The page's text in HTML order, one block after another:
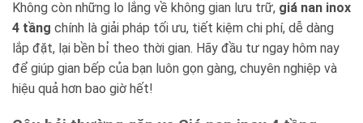
Không còn những lo lắng về không gian lưu trữ, giá nan inox
4 tầng chính là giải pháp tối ưu, tiết kiệm chi phí, dễ dàng
lắp đặt, lại bền bỉ theo thời gian. Hãy đầu tư ngay hôm nay
để giúp gian bếp của bạn luôn gọn gàng, chuyên nghiệp và
hiệu quả hơn bao giờ hết!